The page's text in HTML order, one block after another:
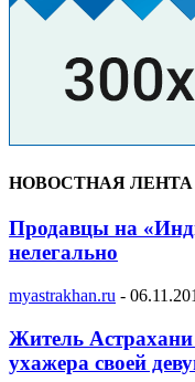
НОВОСТНАЯ ЛЕНТА
Продавцы на
нелегально
myastrakhan.ru -
Житель Астрахани
ухажера своей